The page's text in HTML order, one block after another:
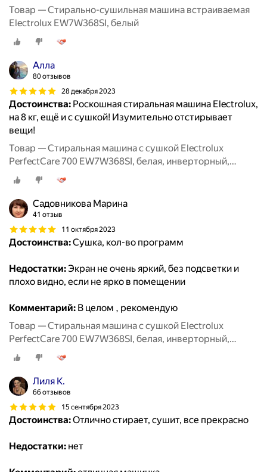
Товар — Стирально-сушильная машина встраиваемая
Electrolux EW7W368SI, белый
Алла
80 отзывов
28 декабря 2023
Достоинства: Роскошная стиральная машина Electrolux,
на 8 кг, ещё и с сушкой! Изумительно отстирывает
вещи!
Товар — Стиральная машина с сушкой Electrolux
PerfectCare 700 EW7W368SI, белая, инверторный,
загрузка - 8/4 кг
Садовникова Марина
41 отзыв
11 октября 2023
Достоинства:Сушка, кол-во программ
Недостатки:Экран не очень яркий, без подсветки и
плохо видно, если не ярко в помещении
Комментарий: В целом , рекомендую
Товар — Стиральная машина с сушкой Electrolux
PerfectCare 700 EW7W368SI, белая, инверторный,
загрузка - 8/4 кг
Лиля К.
66 отзывов
15 сентября 2023
Достоинства:Отлично стирает, сушит, все прекрасно
Недостатки: нет